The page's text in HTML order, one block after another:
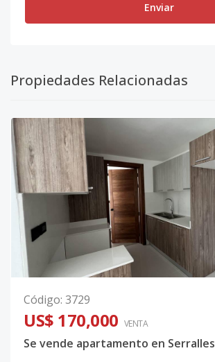
Enviar
Propiedades Relacionadas
Código: 3729
US$ 170,000 VENTA
Se vende apartamento en Serralles